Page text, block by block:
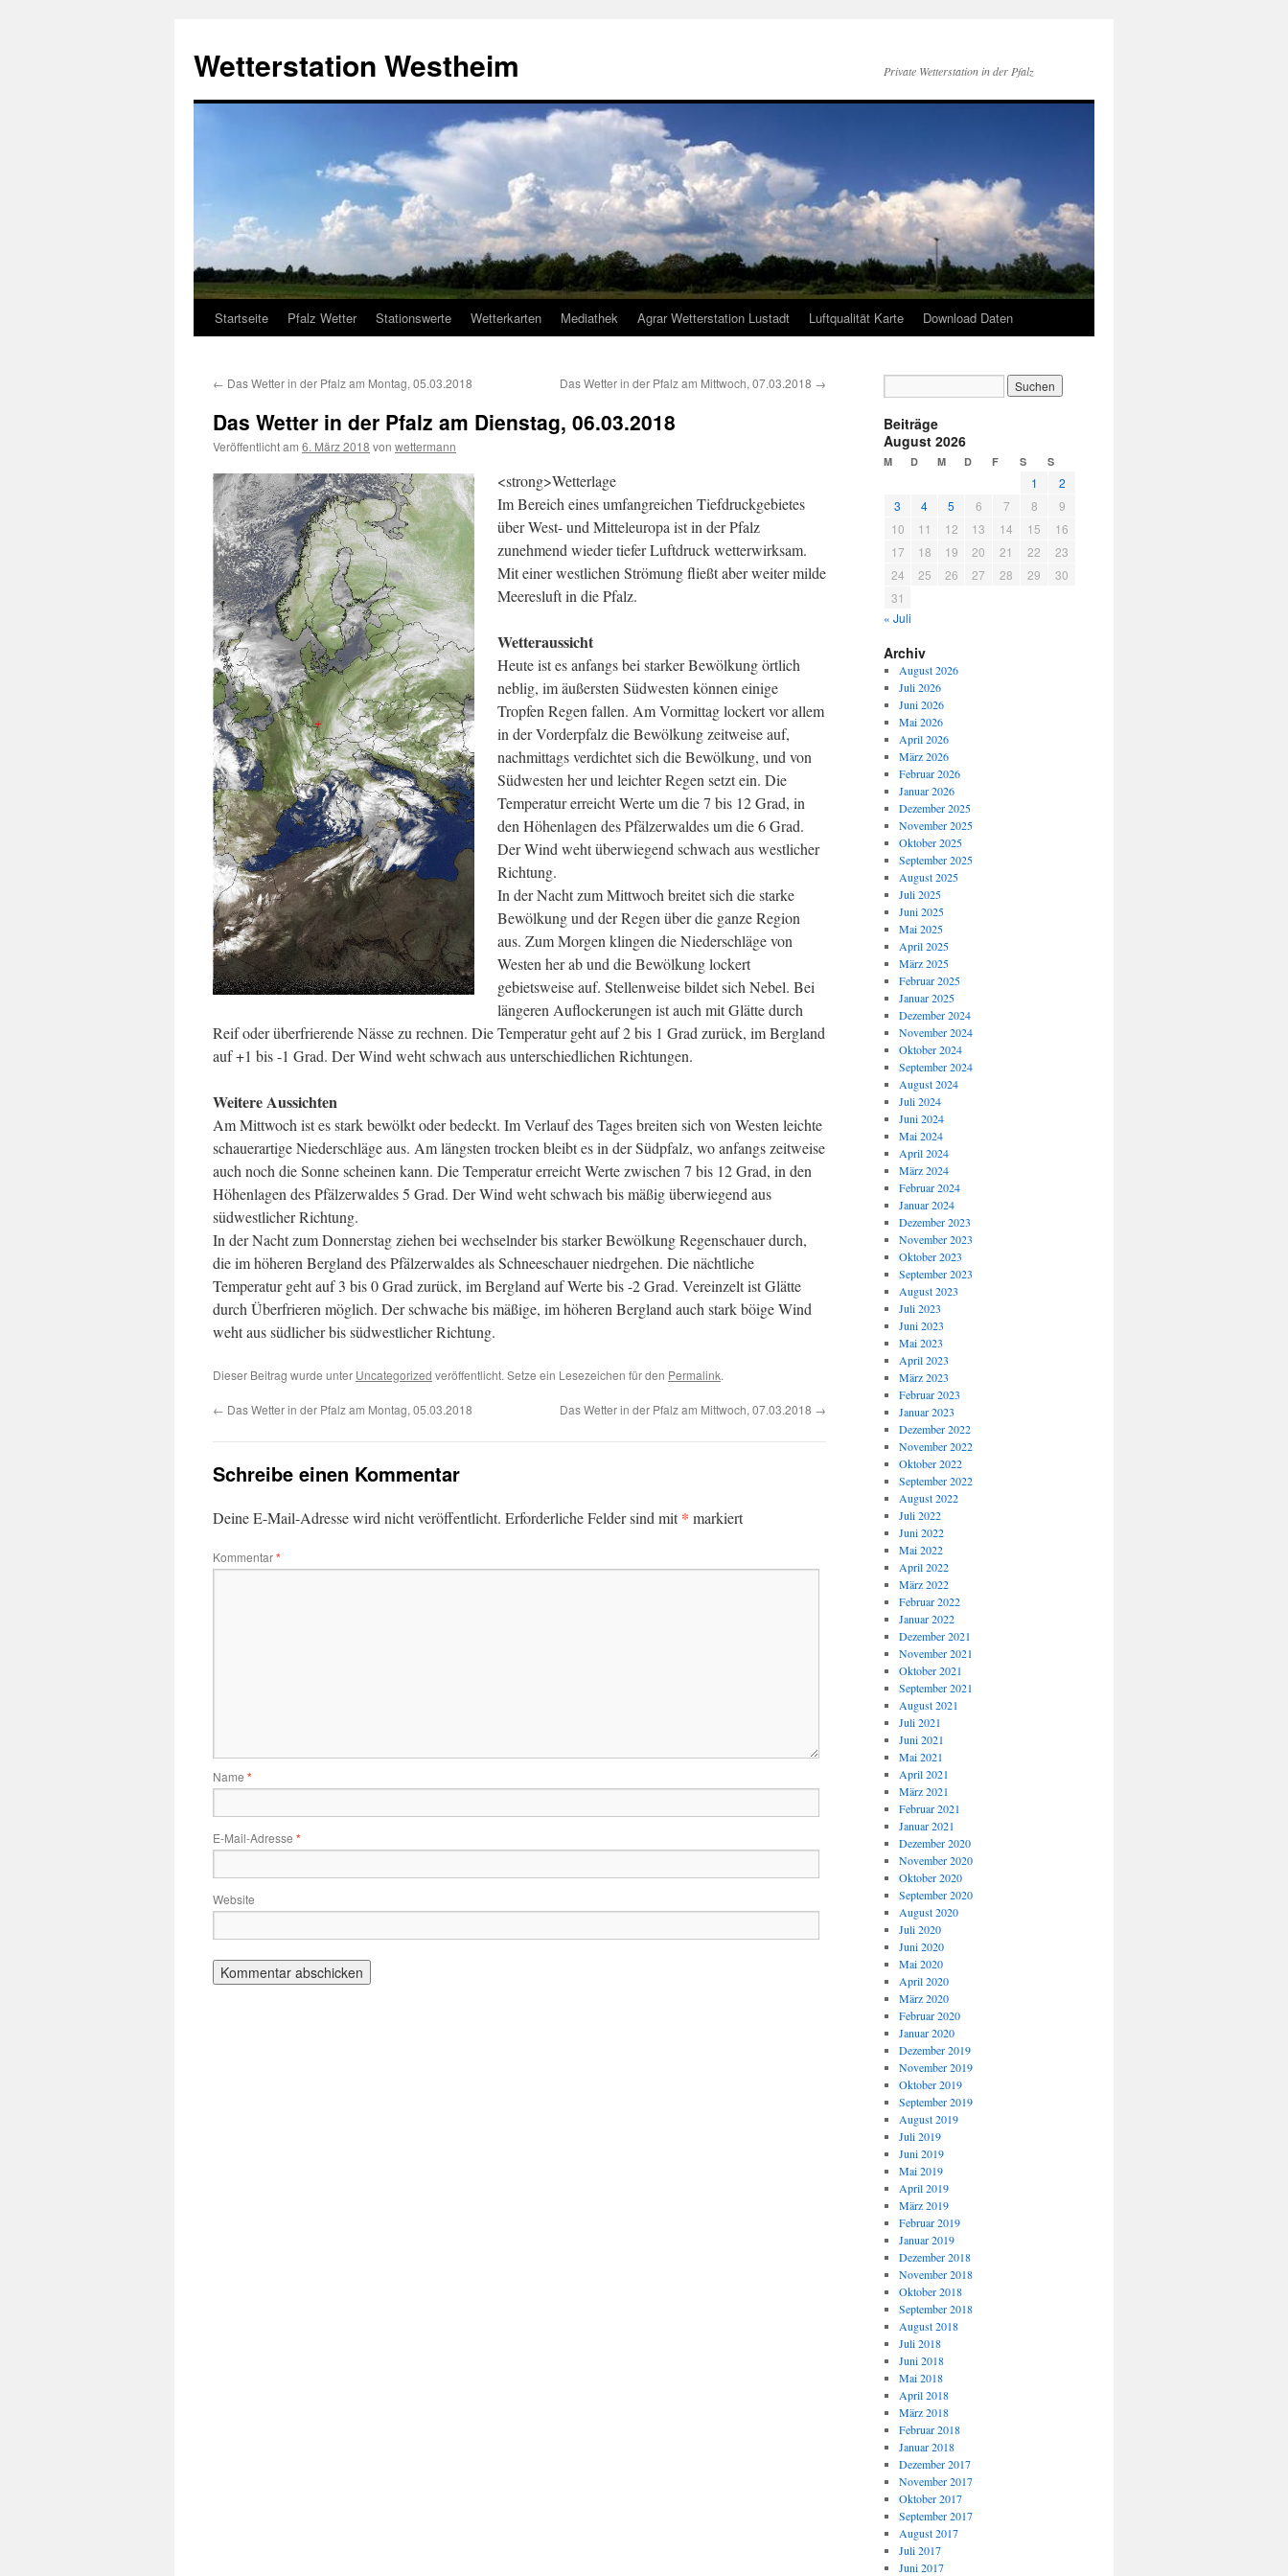
springen
Wetterstation Westheim Private Wetterstation in der Pfalz
Startseite Pfalz Wetter Stationswerte Wetterkarten Mediathek Agrar Wetterstation Lustadt Luftqualität Karte Download Daten
← Das Wetter in der Pfalz am Montag, 05.03.2018 Das Wetter in der Pfalz am Mittwoch, 07.03.2018 →
Das Wetter in der Pfalz am Dienstag, 06.03.2018
Veröffentlicht am 6. März 2018 von wettermann
<strong>Wetterlage
Im Bereich eines umfangreichen Tiefdruckgebietes
über West- und Mitteleuropa ist in der Pfalz
zunehmend wieder tiefer Luftdruck wetterwirksam.
Mit einer westlichen Strömung fließt aber weiter milde
Meeresluft in die Pfalz.
Wetteraussicht
Heute ist es anfangs bei starker Bewölkung örtlich
neblig, im äußersten Südwesten können einige
Tropfen Regen fallen. Am Vormittag lockert vor allem
in der Vorderpfalz die Bewölkung zeitweise auf,
nachmittags verdichtet sich die Bewölkung, und von
Südwesten her und leichter Regen setzt ein. Die
Temperatur erreicht Werte um die 7 bis 12 Grad, in
den Höhenlagen des Pfälzerwaldes um die 6 Grad.
Der Wind weht überwiegend schwach aus westlicher
Richtung.
In der Nacht zum Mittwoch breitet sich die starke
Bewölkung und der Regen über die ganze Region
aus. Zum Morgen klingen die Niederschläge von
Westen her ab und die Bewölkung lockert
gebietsweise auf. Stellenweise bildet sich Nebel. Bei
längeren Auflockerungen ist auch mit Glätte durch
Reif oder überfrierende Nässe zu rechnen. Die Temperatur geht auf 2 bis 1 Grad zurück, im Bergland
auf +1 bis -1 Grad. Der Wind weht schwach aus unterschiedlichen Richtungen.
Weitere Aussichten
Am Mittwoch ist es stark bewölkt oder bedeckt. Im Verlauf des Tages breiten sich von Westen leichte
schauerartige Niederschläge aus. Am längsten trocken bleibt es in der Südpfalz, wo anfangs zeitweise
auch noch die Sonne scheinen kann. Die Temperatur erreicht Werte zwischen 7 bis 12 Grad, in den
Höhenlagen des Pfälzerwaldes 5 Grad. Der Wind weht schwach bis mäßig überwiegend aus
südwestlicher Richtung.
In der Nacht zum Donnerstag ziehen bei wechselnder bis starker Bewölkung Regenschauer durch,
die im höheren Bergland des Pfälzerwaldes als Schneeschauer niedrgehen. Die nächtliche
Temperatur geht auf 3 bis 0 Grad zurück, im Bergland auf Werte bis -2 Grad. Vereinzelt ist Glätte
durch Überfrieren möglich. Der schwache bis mäßige, im höheren Bergland auch stark böige Wind
weht aus südlicher bis südwestlicher Richtung.
Dieser Beitrag wurde unter Uncategorized veröffentlicht. Setze ein Lesezeichen für den Permalink.
← Das Wetter in der Pfalz am Montag, 05.03.2018 Das Wetter in der Pfalz am Mittwoch, 07.03.2018 →
Schreibe einen Kommentar
Deine E-Mail-Adresse wird nicht veröffentlicht. Erforderliche Felder sind mit* markiert
Kommentar*
Name *
E-Mail-Adresse *
Website
Beiträge
August 2026
M D M D F S S
1
2
3
4 5 6 7 8
9
10
11 12 13 14 15
16
17
18 19 20 21 22
23
24
25 26 27 28 29
30
31
« Juli
Archiv
August 2026
Juli 2026
Juni 2026
Mai 2026
April 2026
März 2026
Februar 2026
Januar 2026
Dezember 2025
November 2025
Oktober 2025
September 2025
August 2025
Juli 2025
Juni 2025
Mai 2025
April 2025
März 2025
Februar 2025
Januar 2025
Dezember 2024
November 2024
Oktober 2024
September 2024
August 2024
Juli 2024
Juni 2024
Mai 2024
April 2024
März 2024
Februar 2024
Januar 2024
Dezember 2023
November 2023
Oktober 2023
September 2023
August 2023
Juli 2023
Juni 2023
Mai 2023
April 2023
März 2023
Februar 2023
Januar 2023
Dezember 2022
November 2022
Oktober 2022
September 2022
August 2022
Juli 2022
Juni 2022
Mai 2022
April 2022
März 2022
Februar 2022
Januar 2022
Dezember 2021
November 2021
Oktober 2021
September 2021
August 2021
Juli 2021
Juni 2021
Mai 2021
April 2021
März 2021
Februar 2021
Januar 2021
Dezember 2020
November 2020
Oktober 2020
September 2020
August 2020
Juli 2020
Juni 2020
Mai 2020
April 2020
März 2020
Februar 2020
Januar 2020
Dezember 2019
November 2019
Oktober 2019
September 2019
August 2019
Juli 2019
Juni 2019
Mai 2019
April 2019
März 2019
Februar 2019
Januar 2019
Dezember 2018
November 2018
Oktober 2018
September 2018
August 2018
Juli 2018
Juni 2018
Mai 2018
April 2018
März 2018
Februar 2018
Januar 2018
Dezember 2017
November 2017
Oktober 2017
September 2017
August 2017
Juli 2017
Juni 2017